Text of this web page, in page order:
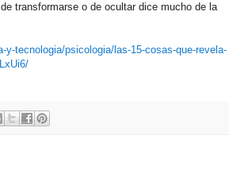
transformarse o de ocultar dice mucho de la
tecnologia/psicologia/las-15-cosas-que-revela-